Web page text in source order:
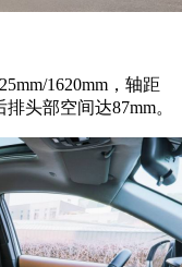
1620mm，轴距
头部空间达87mm。